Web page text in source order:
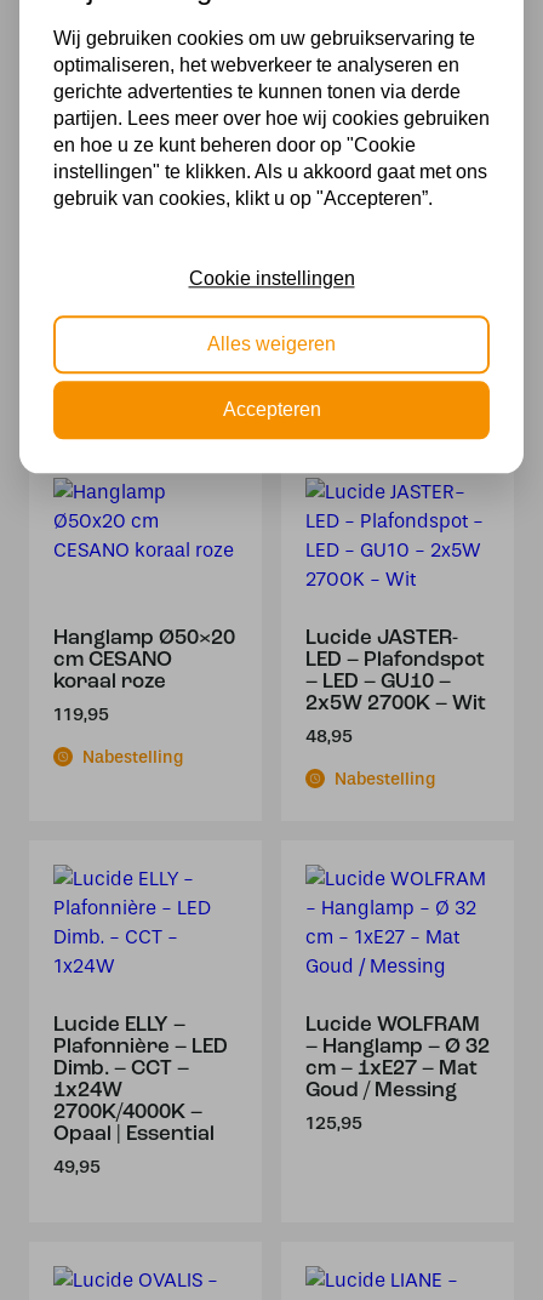
Goud / Messing
261,95 179,95
Wandlamp – 1xG9
41,95
Tafellamp – 1xE27
– Terracotta
62,95
Hanglamp Ø50×20
cm CESANO
koraal roze
119,95
Nabestelling
Lucide JASTER-
LED – Plafondspot
– LED – GU10 –
2x5W 2700K – Wit
48,95
Nabestelling
Lucide ELLY –
Plafonnière – LED
Dimb. – CCT –
1x24W
2700K/4000K –
Opaal | Essential
49,95
Lucide WOLFRAM
– Hanglamp – Ø 32
cm – 1xE27 – Mat
Goud / Messing
125,95
Wij gebruiken cookies om uw gebruikservaring te
optimaliseren, het webverkeer te analyseren en
gerichte advertenties te kunnen tonen via derde
partijen. Lees meer over hoe wij cookies gebruiken
en hoe u ze kunt beheren door op "Cookie
instellingen" te klikken. Als u akkoord gaat met ons
gebruik van cookies, klikt u op "Accepteren”.
Cookie instellingen
Alles weigeren
Accepteren